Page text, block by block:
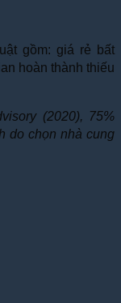
gồm: giá rẻ bất
hoàn thành thiếu
(2020), 75%
do chọn nhà cung